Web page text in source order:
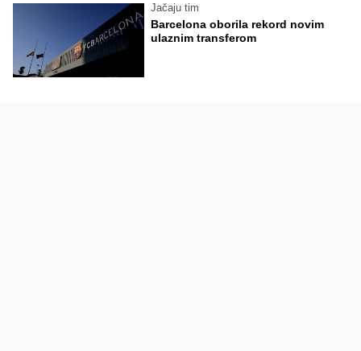
Jačaju tim
Barcelona oborila rekord novim
ulaznim transferom